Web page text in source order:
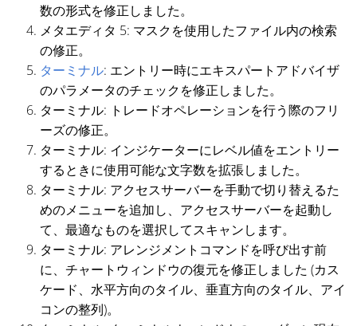
数の形式を修正しました。
メタエディタ 5: マスクを使用したファイル内の検索
の修正。
ターミナル: エントリー時にエキスパートアドバイザ
のパラメータのチェックを修正しました。
ターミナル: トレードオペレーションを行う際のフリ
ーズの修正。
ターミナル: インジケーターにレベル値をエントリー
するときに使用可能な文字数を拡張しました。
ターミナル: アクセスサーバーを手動で切り替えるた
めのメニューを追加し、アクセスサーバーを起動し
て、最適なものを選択してスキャンします。
ターミナル: アレンジメントコマンドを呼び出す前
に、チャートウィンドウの復元を修正しました (カス
ケード、水平方向のタイル、垂直方向のタイル、アイ
コンの整列)。